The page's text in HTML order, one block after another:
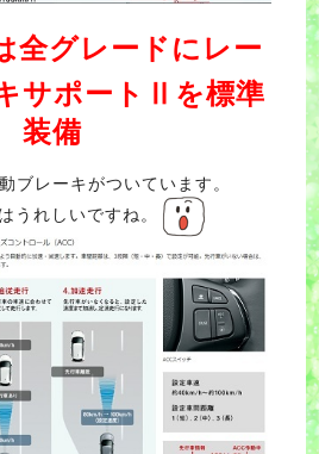
全グレードにレー
サポートⅡを標準
装備
ブレーキがついています。
うれしいですね。